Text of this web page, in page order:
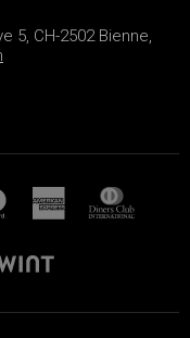
5, CH-2502 Bienne,